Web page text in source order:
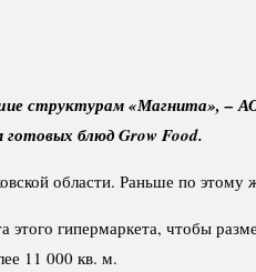
структурам «Магнита»,
блюд Grow Food.
области. Раньше по
гипермаркета, чтобы
11 000 кв. м.